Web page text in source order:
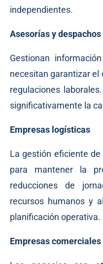
independientes.
Asesorías y
Gestionan
necesitan garantizar
regulaciones
significativamente la
Empresas logísticas
La gestión eficiente
para mantener la
reducciones de
recursos humanos y
planificación operativa.
Empresas comerciales